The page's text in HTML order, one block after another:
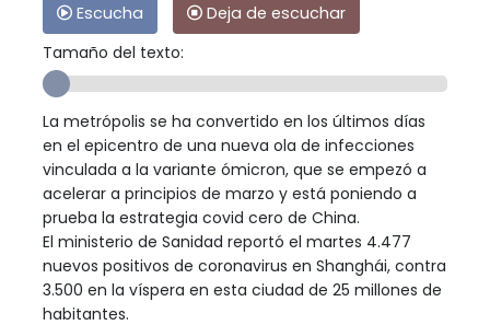
Escucha
Deja de escuchar
Tamaño del texto:
La metrópolis se ha convertido en los últimos días
en el epicentro de una nueva ola de infecciones
vinculada a la variante ómicron, que se empezó a
acelerar a principios de marzo y está poniendo a
prueba la estrategia covid cero de China.
El ministerio de Sanidad reportó el martes 4.477
nuevos positivos de coronavirus en Shanghái, contra
3.500 en la víspera en esta ciudad de 25 millones de
habitantes.